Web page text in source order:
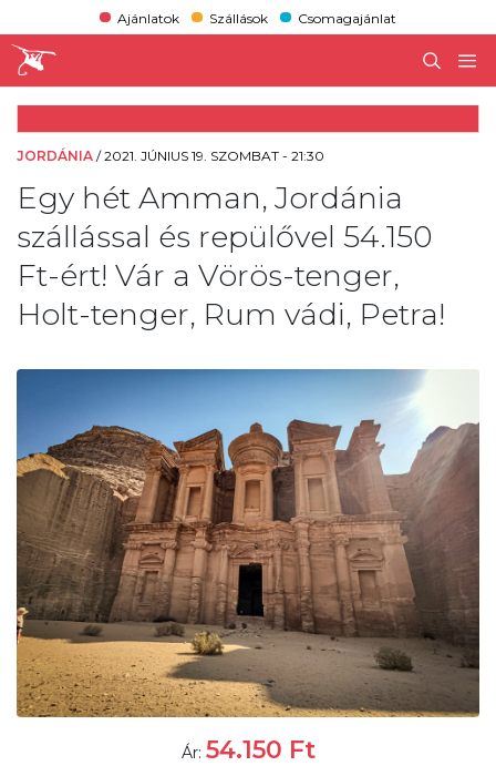
Ajánlatok Szállások Csomagajánlat
JORDÁNIA /2021. JÚNIUS 19. SZOMBAT - 21:30
Egy hét Amman, Jordánia
szállással és repülővel 54.150
Ft-ért! Vár a Vörös-tenger,
Holt-tenger, Rum vádi, Petra!
Ár: 54.150 Ft